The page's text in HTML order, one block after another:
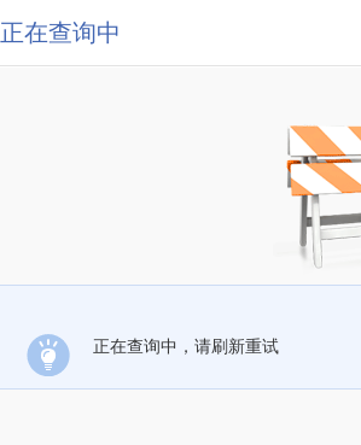
正在查询中
正在查询中，请刷新重试